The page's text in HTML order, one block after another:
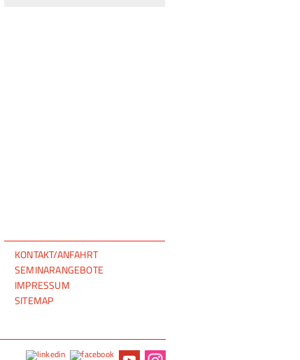
NAVIGATION
ÜBERSPRINGEN
KONTAKT/ANFAHRT
SEMINARANGEBOTE
IMPRESSUM
SITEMAP